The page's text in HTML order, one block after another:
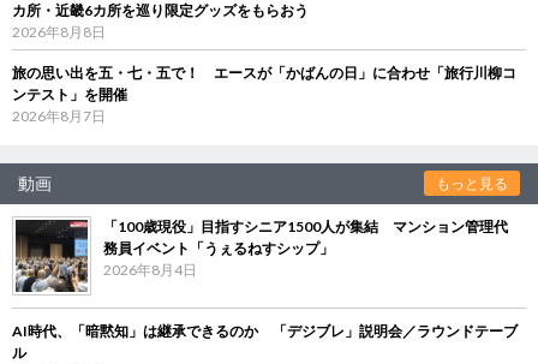
カ所・近畿6カ所を巡り限定グッズをもらおう
2026年8月8日
旅の思い出を五・七・五で！ エースが「かばんの日」に合わせ「旅行川柳コ
ンテスト」を開催
2026年8月7日
動画 もっと見る
「100歳現役」目指すシニア1500人が集結 マンション管理代
務員イベント「うぇるねすシップ」
2026年8月4日
AI時代、「暗黙知」は継承できるのか 「デジブレ」説明会／ラウンドテーブ
ル